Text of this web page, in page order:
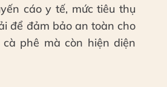
cáo y tế, mức tiêu thụ
để đảm bảo an toàn cho
phê mà còn hiện diện